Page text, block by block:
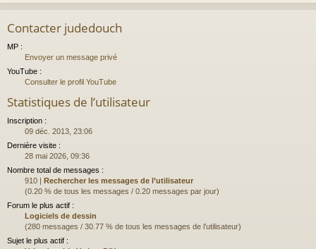
Contacter judedouch
MP :
Envoyer un message privé
YouTube :
Consulter le profil YouTube
Statistiques de l’utilisateur
Inscription :
09 déc. 2013, 23:06
Dernière visite :
28 mai 2026, 09:36
Nombre total de messages :
910 |
Rechercher les messages de l’utilisateur
(0.20 % de tous les messages / 0.20 messages par jour)
Forum le plus actif :
Logiciels de dessin
(280 messages / 30.77 % de tous les messages de l’utilisateur)
Sujet le plus actif :